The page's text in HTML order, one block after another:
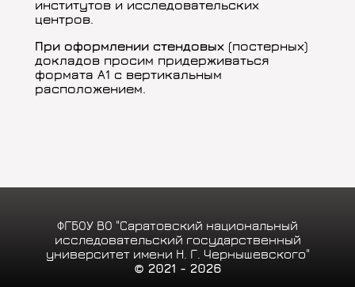
институтов и исследовательских
центров.
При оформлении стендовых (постерных)
докладов просим придерживаться
формата А1 с вертикальным
расположением.
ФГБОУ ВО "Саратовский национальный
исследовательский государственный
университет имени Н. Г. Чернышевского"
© 2021 - 2026